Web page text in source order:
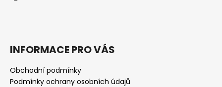
INFORMACE PRO VÁS
Obchodní podmínky
Podmínky ochrany osobních údajů